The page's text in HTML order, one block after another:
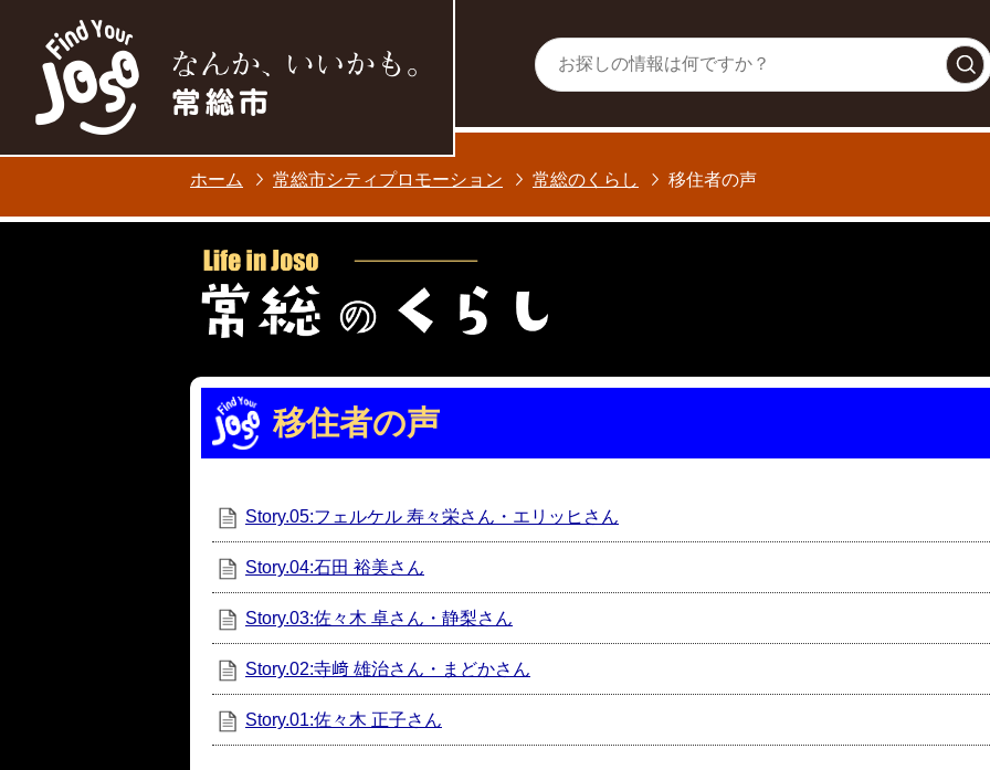
ホーム 常総市シティプロモーション 常総のくらし 移住者の声
移住者の声
Story.05:フェルケル 寿々栄さん・エリッヒさん
Story.04:石田 裕美さん
Story.03:佐々木 卓さん・静梨さん
Story.02:寺﨑 雄治さん・まどかさん
Story.01:佐々木 正子さん